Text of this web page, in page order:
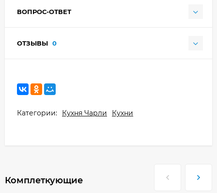
ВОПРОС-ОТВЕТ
ОТЗЫВЫ 0
Категории: Кухня Чарли Кухни
Комплеткующие